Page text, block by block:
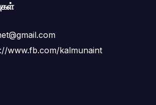
www.fb.com/kalmunaint